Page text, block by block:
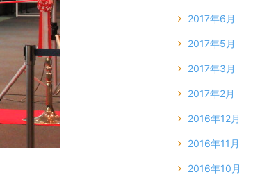
2017年6月
2017年5月
2017年3月
2017年2月
2016年12月
2016年11月
2016年10月